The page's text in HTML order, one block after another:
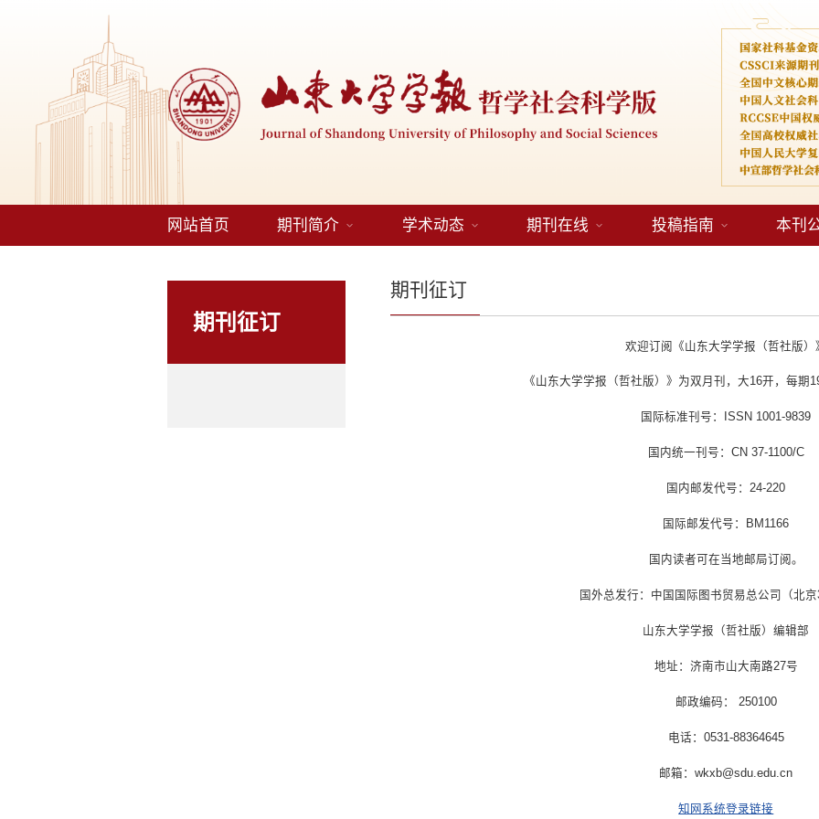
网站首页 期刊简介 学术动态 期刊在线 投稿指南 本刊
期刊征订
期刊征订
欢迎订阅《山东大学学报（哲社版）
《山东大学学报（哲社版）》为双月刊，大16开，每期
国际标准刊号：ISSN 1001-9839
国内统一刊号：CN 37-1100/C
国内邮发代号：24-220
国际邮发代号：BM1166
国内读者可在当地邮局订阅。
国外总发行：中国国际图书贸易总公司（北京
山东大学学报（哲社版）编辑部
地址：济南市山大南路27号
邮政编码： 250100
电话：0531-88364645
邮箱：wkxb@sdu.edu.cn
知网系统登录链接